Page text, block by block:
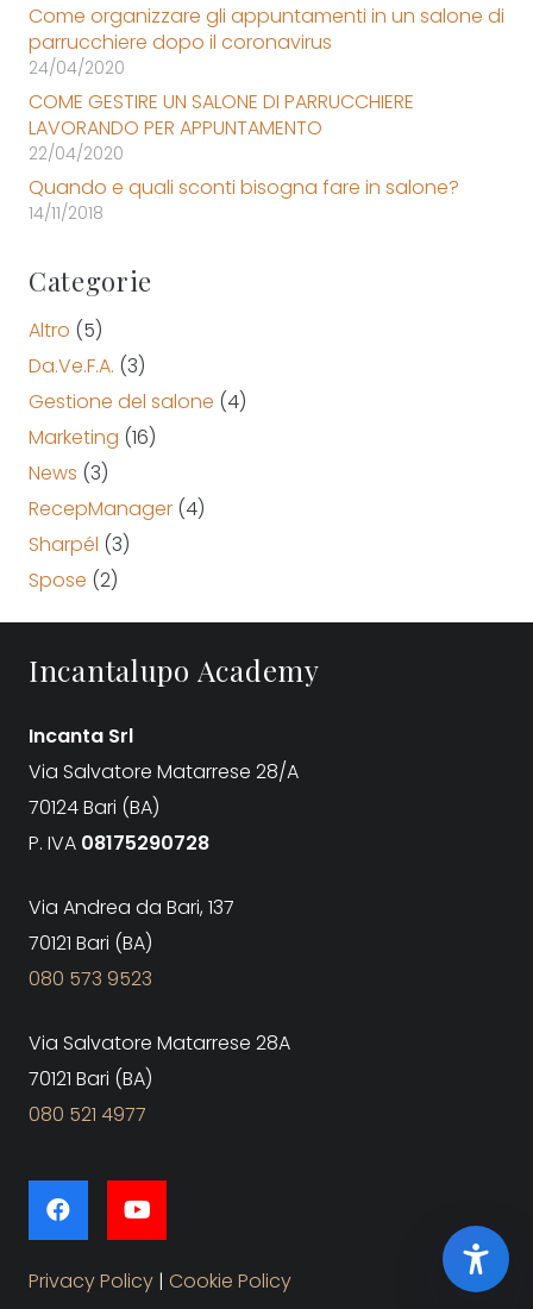
Come organizzare gli appuntamenti in un salone di
parrucchiere dopo il coronavirus
24/04/2020
COME GESTIRE UN SALONE DI PARRUCCHIERE
LAVORANDO PER APPUNTAMENTO
22/04/2020
Quando e quali sconti bisogna fare in salone?
14/11/2018
Categorie
Altro (5)
Da.Ve.F.A. (3)
Gestione del salone (4)
Marketing (16)
News (3)
RecepManager (4)
Sharpél (3)
Spose (2)
Incantalupo Academy
Incanta Srl
Via Salvatore Matarrese 28/A
70124 Bari (BA)
P. IVA 08175290728
Via Andrea da Bari, 137
70121 Bari (BA)
080 573 9523
Via Salvatore Matarrese 28A
70121 Bari (BA)
080 521 4977
Privacy Policy | Cookie Policy